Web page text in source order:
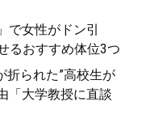
女性がドン引
るおすすめ体位3つ
折られた”高校生が
「大学教授に直談